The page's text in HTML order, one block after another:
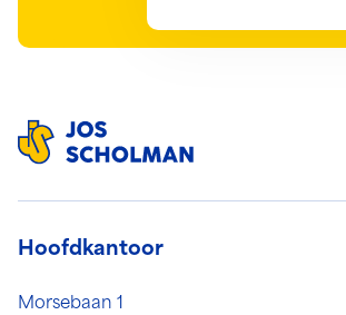
Hoofdkantoor
Morsebaan 1